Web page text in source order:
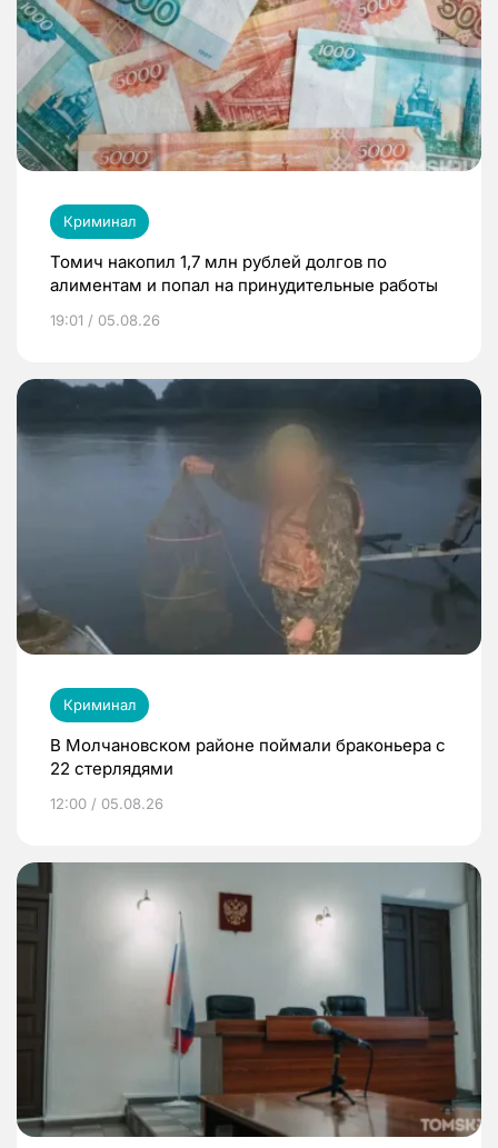
Криминал
Томич накопил 1,7 млн рублей долгов по
алиментам и попал на принудительные работы
19:01 / 05.08.26
Криминал
В Молчановском районе поймали браконьера с
22 стерлядями
12:00 / 05.08.26